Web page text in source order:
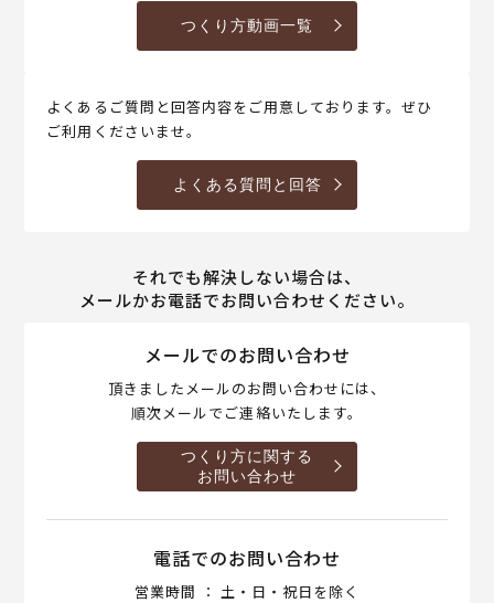
つくり方動画一覧
よくあるご質問と回答内容をご用意しております。ぜひ
ご利用くださいませ。
よくある質問と回答
それでも解決しない場合は、
メールかお電話でお問い合わせください。
メールでのお問い合わせ
頂きましたメールのお問い合わせには、
順次メールでご連絡いたします。
つくり方に関する
お問い合わせ
電話でのお問い合わせ
営業時間 ： 土・日・祝日を除く